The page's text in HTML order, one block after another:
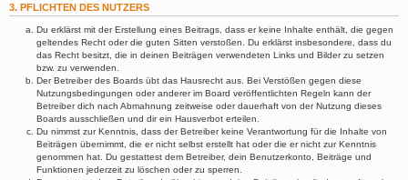
3. PFLICHTEN DES NUTZERS
Du erklärst mit der Erstellung eines Beitrags, dass er keine Inhalte enthält, die gegen
geltendes Recht oder die guten Sitten verstoßen. Du erklärst insbesondere, dass du
das Recht besitzt, die in deinen Beiträgen verwendeten Links und Bilder zu setzen
bzw. zu verwenden.
Der Betreiber des Boards übt das Hausrecht aus. Bei Verstößen gegen diese
Nutzungsbedingungen oder anderer im Board veröffentlichten Regeln kann der
Betreiber dich nach Abmahnung zeitweise oder dauerhaft von der Nutzung dieses
Boards ausschließen und dir ein Hausverbot erteilen.
Du nimmst zur Kenntnis, dass der Betreiber keine Verantwortung für die Inhalte von
Beiträgen übernimmt, die er nicht selbst erstellt hat oder die er nicht zur Kenntnis
genommen hat. Du gestattest dem Betreiber, dein Benutzerkonto, Beiträge und
Funktionen jederzeit zu löschen oder zu sperren.